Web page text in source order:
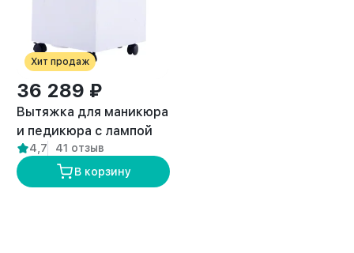
Хит продаж
36 289 ₽
Вытяжка для маникюра
и педикюра с лампой
премиум “ANVIKOR VC-
AIR-3”
4,7
41 отзыв
В корзину